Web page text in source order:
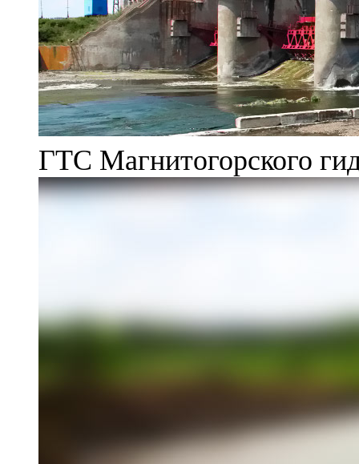
ГТС Магнитогорского